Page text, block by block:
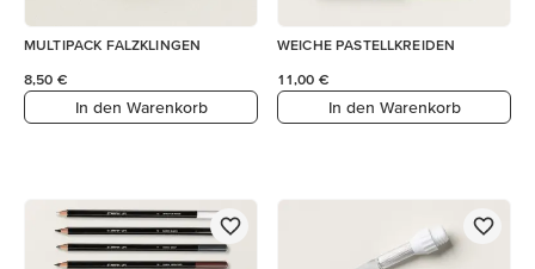
MULTIPACK FALZKLINGEN
8,50 €
In den Warenkorb
WEICHE PASTELLKREIDEN
11,00 €
In den Warenkorb